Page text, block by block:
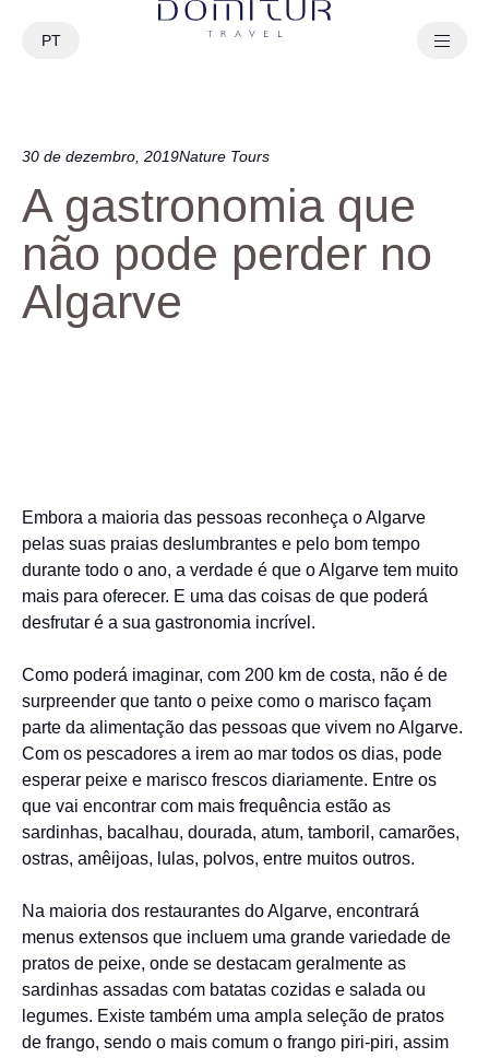
PT
30 de dezembro, 2019Nature Tours
A gastronomia que
não pode perder no
Algarve
Embora a maioria das pessoas reconheça o Algarve
pelas suas praias deslumbrantes e pelo bom tempo
durante todo o ano, a verdade é que o Algarve tem muito
mais para oferecer. E uma das coisas de que poderá
desfrutar é a sua gastronomia incrível.
Como poderá imaginar, com 200 km de costa, não é de
surpreender que tanto o peixe como o marisco façam
parte da alimentação das pessoas que vivem no Algarve.
Com os pescadores a irem ao mar todos os dias, pode
esperar peixe e marisco frescos diariamente. Entre os
que vai encontrar com mais frequência estão as
sardinhas, bacalhau, dourada, atum, tamboril, camarões,
ostras, amêijoas, lulas, polvos, entre muitos outros.
Na maioria dos restaurantes do Algarve, encontrará
menus extensos que incluem uma grande variedade de
pratos de peixe, onde se destacam geralmente as
sardinhas assadas com batatas cozidas e salada ou
legumes. Existe também uma ampla seleção de pratos
de frango, sendo o mais comum o frango piri-piri, assim